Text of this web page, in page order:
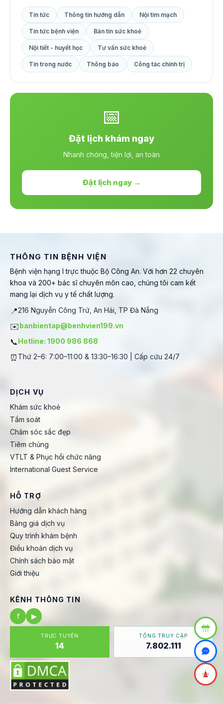
Tin tức Thông tin hướng dẫn Nội tim mạch
Tin tức bệnh viện Bản tin sức khoẻ
Nội tiết - huyết học Tư vấn sức khoẻ
Tin trong nước Thông báo Công tác chính trị
📅
Đặt lịch khám ngay
Nhanh chóng, tiện lợi, an toàn
Đặt lịch ngay →
THÔNG TIN BỆNH VIỆN
Bệnh viện hạng I trực thuộc Bộ Công An. Với hơn 22 chuyên
khoa và 200+ bác sĩ chuyên môn cao, chúng tôi cam kết
mang lại dịch vụ y tế chất lượng.
📍216 Nguyễn Công Trứ, An Hải, TP Đà Nẵng
✉️banbientap@benhvien199.vn
📞Hotline: 1900 986 868
⏰ Thứ 2–6: 7:00–11:00 & 13:30–16:30 | Cấp cứu 24/7
DỊCH VỤ
Khám sức khoẻ
Tầm soát
Chăm sóc sắc đẹp
Tiêm chủng
VTLT & Phục hồi chức năng
International Guest Service
HỖ TRỢ
Hướng dẫn khách hàng
Bảng giá dịch vụ
Quy trình khám bệnh
Điều khoản dịch vụ
Chính sách bảo mật
Giới thiệu
KÊNH THÔNG TIN
f
▶
TRỰC TUYẾN
14
TỔNG TRUY CẬP
7.802.111